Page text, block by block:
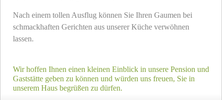
Nach einem tollen Ausflug können Sie Ihren Gaumen bei
schmackhaften Gerichten aus unserer Küche verwöhnen
lassen.
Wir hoffen Ihnen einen kleinen Einblick in unsere Pension und
Gaststätte geben zu können und würden uns freuen, Sie in
unserem Haus begrüßen zu dürfen.